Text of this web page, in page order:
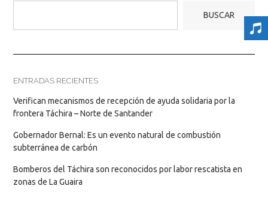
BUSCAR
ENTRADAS RECIENTES
Verifican mecanismos de recepción de ayuda solidaria por la
frontera Táchira – Norte de Santander
Gobernador Bernal: Es un evento natural de combustión
subterránea de carbón
Bomberos del Táchira son reconocidos por labor rescatista en
zonas de La Guaira